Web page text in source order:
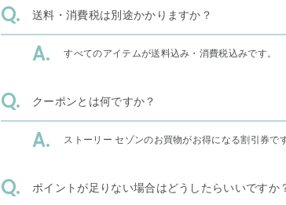
送料・消費税は別途かかりますか？
すべてのアイテムが送料込み・消費税込みです。
クーポンとは何ですか？
ストーリー セゾンのお買物がお得になる割引券で
ポイントが足りない場合はどうしたらいいですか